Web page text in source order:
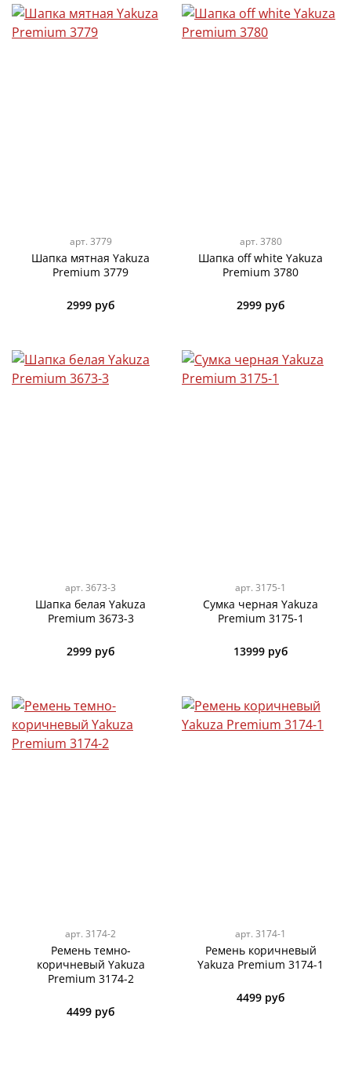
арт. 3779
Шапка мятная Yakuza
Premium 3779
2999 руб
арт. 3780
Шапка off white Yakuza
Premium 3780
2999 руб
арт. 3673-3
Шапка белая Yakuza
Premium 3673-3
2999 руб
арт. 3175-1
Сумка черная Yakuza
Premium 3175-1
13999 руб
арт. 3174-2
Ремень темно-
коричневый Yakuza
Premium 3174-2
4499 руб
арт. 3174-1
Ремень коричневый
Yakuza Premium 3174-1
4499 руб